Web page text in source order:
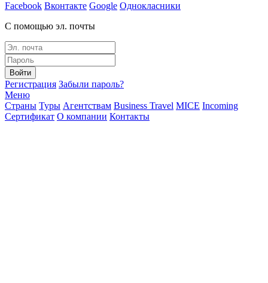
Facebook Вконтакте Google Однокласники
С помощью эл. почты
Войти
Регистрация Забыли пароль?
Меню
Страны Туры Агентствам Business Travel MICE Incoming
Сертификат О компании Контакты